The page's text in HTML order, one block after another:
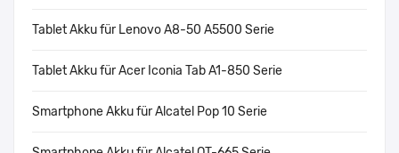
Tablet Akku für Lenovo A8-50 A5500 Serie
Tablet Akku für Acer Iconia Tab A1-850 Serie
Smartphone Akku für Alcatel Pop 10 Serie